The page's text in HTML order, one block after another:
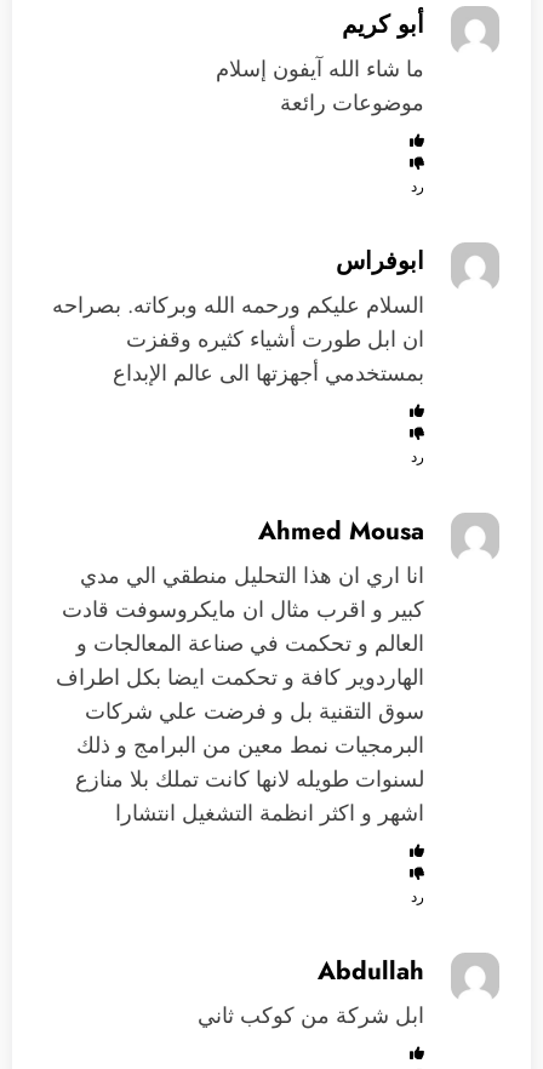
أبو كريم
ما شاء الله آيفون إسلام
موضوعات رائعة
رد
ابوفراس
السلام عليكم ورحمه الله وبركاته. بصراحه
ان ابل طورت أشياء كثيره وقفزت
بمستخدمي أجهزتها الى عالم الإبداع
رد
Ahmed Mousa
انا اري ان هذا التحليل منطقي الي مدي
كبير و اقرب مثال ان مايكروسوفت قادت
العالم و تحكمت في صناعة المعالجات و
الهاردوير كافة و تحكمت ايضا بكل اطراف
سوق التقنية بل و فرضت علي شركات
البرمجيات نمط معين من البرامج و ذلك
لسنوات طويله لانها كانت تملك بلا منازع
اشهر و اكثر انظمة التشغيل انتشارا
رد
Abdullah
ابل شركة من كوكب ثاني